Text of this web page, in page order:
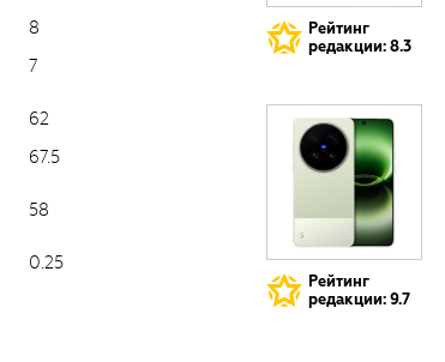
8
7
62
67.5
58
0.25
Рейтинг
редакции: 8.3
Рейтинг
редакции: 9.7